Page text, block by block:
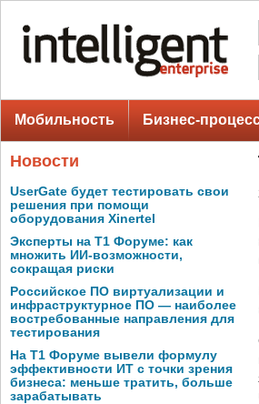
Мобильность Бизнес-
Новости
UserGate будет тестировать свои
решения при помощи
оборудования Xinertel
Эксперты на Т1 Форуме: как
множить ИИ-возможности,
сокращая риски
Российское ПО виртуализации и
инфраструктурное ПО — наиболее
востребованные направления для
тестирования
На Т1 Форуме вывели формулу
эффективности ИТ с точки зрения
бизнеса: меньше тратить, больше
зарабатывать